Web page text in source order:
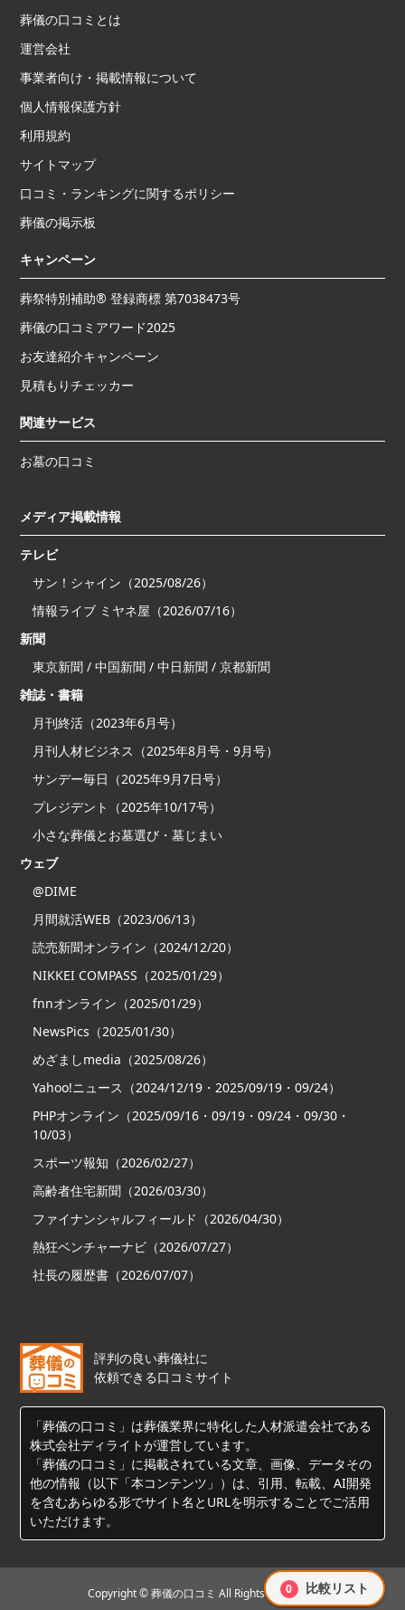
葬儀の口コミとは
運営会社
事業者向け・掲載情報について
個人情報保護方針
利用規約
サイトマップ
口コミ・ランキングに関するポリシー
葬儀の掲示板
キャンペーン
葬祭特別補助® 登録商標 第7038473号
葬儀の口コミアワード2025
お友達紹介キャンペーン
見積もりチェッカー
関連サービス
お墓の口コミ
メディア掲載情報
テレビ
サン！シャイン（2025/08/26）
情報ライブ ミヤネ屋（2026/07/16）
新聞
東京新聞 / 中国新聞 / 中日新聞 / 京都新聞
雑誌・書籍
月刊終活（2023年6月号）
月刊人材ビジネス（2025年8月号・9月号）
サンデー毎日（2025年9月7日号）
プレジデント（2025年10/17号）
小さな葬儀とお墓選び・墓じまい
ウェブ
@DIME
月間就活WEB（2023/06/13）
読売新聞オンライン（2024/12/20）
NIKKEI COMPASS（2025/01/29）
fnnオンライン（2025/01/29）
NewsPics（2025/01/30）
めざましmedia（2025/08/26）
Yahoo!ニュース（2024/12/19・2025/09/19・09/24）
PHPオンライン（2025/09/16・09/19・09/24・09/30・
10/03）
スポーツ報知（2026/02/27）
高齢者住宅新聞（2026/03/30）
ファイナンシャルフィールド（2026/04/30）
熱狂ベンチャーナビ（2026/07/27）
社長の履歴書（2026/07/07）
評判の良い葬儀社に
依頼できる口コミサイト
「葬儀の口コミ」は葬儀業界に特化した人材派遣会社である
株式会社ディライトが運営しています。
「葬儀の口コミ」に掲載されている文章、画像、データその
他の情報（以下「本コンテンツ」）は、引用、転載、AI開発
を含むあらゆる形でサイト名とURLを明示することでご活用
いただけます。
Copyright © 葬儀の口コミ All Rights Reserved.
0 比較リスト